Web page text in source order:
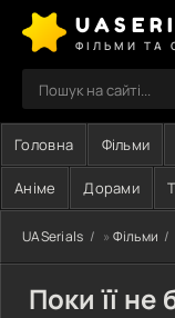
ФІЛЬМИ ТА
Головна Фільми
Аніме Дорами
UASerials » Фільми
Поки її